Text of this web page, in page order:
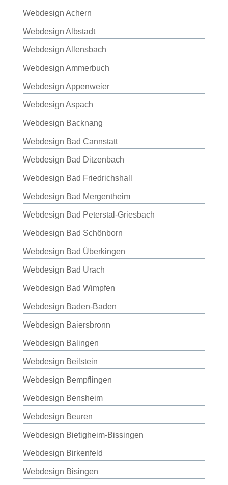
Webdesign Achern
Webdesign Albstadt
Webdesign Allensbach
Webdesign Ammerbuch
Webdesign Appenweier
Webdesign Aspach
Webdesign Backnang
Webdesign Bad Cannstatt
Webdesign Bad Ditzenbach
Webdesign Bad Friedrichshall
Webdesign Bad Mergentheim
Webdesign Bad Peterstal-Griesbach
Webdesign Bad Schönborn
Webdesign Bad Überkingen
Webdesign Bad Urach
Webdesign Bad Wimpfen
Webdesign Baden-Baden
Webdesign Baiersbronn
Webdesign Balingen
Webdesign Beilstein
Webdesign Bempflingen
Webdesign Bensheim
Webdesign Beuren
Webdesign Bietigheim-Bissingen
Webdesign Birkenfeld
Webdesign Bisingen